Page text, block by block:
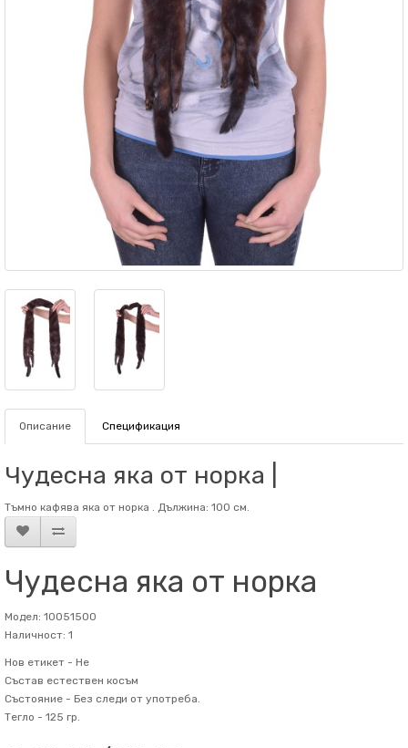
Описание Спецификация
Чудесна яка от норка |
Тъмно кафява яка от норка . Дължина: 100 см.
Чудесна яка от норка
Модел: 10051500
Наличност: 1
Нов етикет - Не
Състав естествен косъм
Състояние - Без следи от употреба.
Тегло - 125 гр.